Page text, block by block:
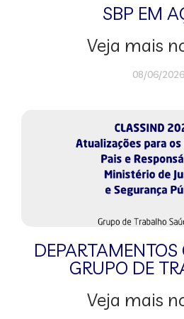
SBP EM
Veja mais
08/06/2026
DEPARTAMENTOS
GRUPO DE
Veja mais